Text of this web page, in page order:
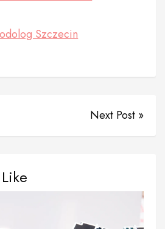
Szczecin
Next Post »